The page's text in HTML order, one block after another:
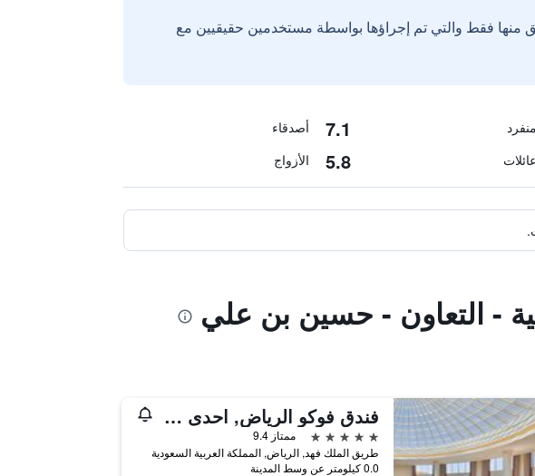
منها فقط والتي تم إجراؤها بواسطة مستخدمين حقيقيين مع
منفرد 7.1 أصدقاء
عائلات 5.8 الأزواج
- التعاون - حسين بن علي
فندق فوكو الرياض, احدى فنادق مجموعة إنتركونتيننتال
5 نجوم
ممتاز 9.4
طريق الملك فهد, الرياض, المملكة العربية السعودية
0.0 كيلومتر عن وسط المدينة